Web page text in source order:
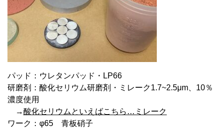
パッド：ウレタンパッド・LP66
研磨剤：酸化セリウム研磨剤・ミレーク1.7~2.5μm、10％
濃度使用
→酸化セリウムといえばこちら…ミレーク
ワーク：φ65 青板硝子